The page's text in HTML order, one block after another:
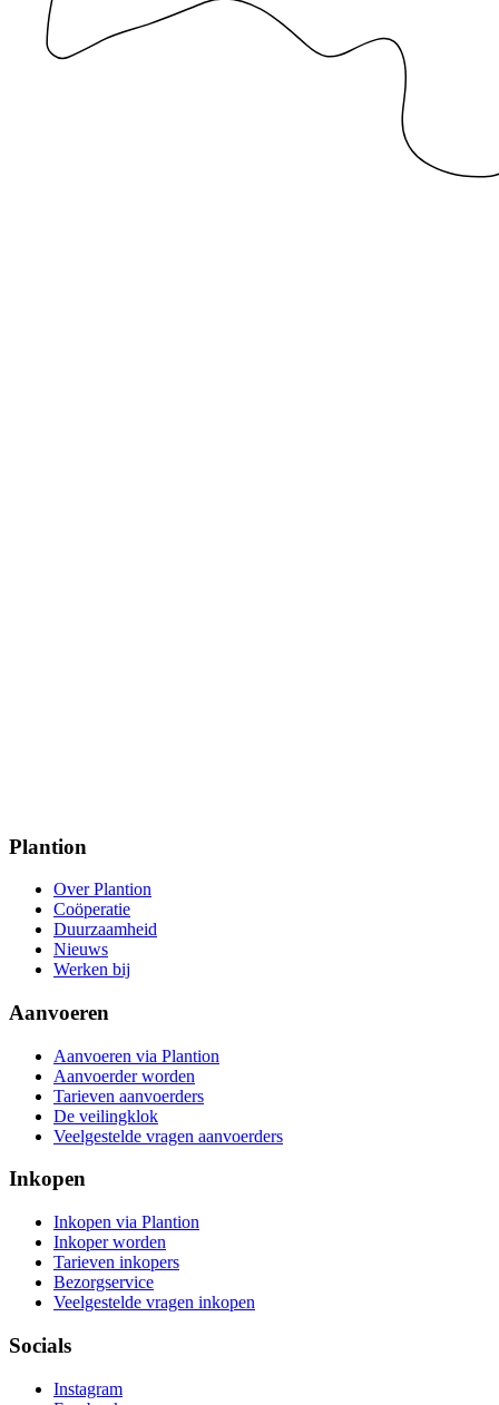
Plantion
Over Plantion
Coöperatie
Duurzaamheid
Nieuws
Werken bij
Aanvoeren
Aanvoeren via Plantion
Aanvoerder worden
Tarieven aanvoerders
De veilingklok
Veelgestelde vragen aanvoerders
Inkopen
Inkopen via Plantion
Inkoper worden
Tarieven inkopers
Bezorgservice
Veelgestelde vragen inkopen
Socials
Instagram